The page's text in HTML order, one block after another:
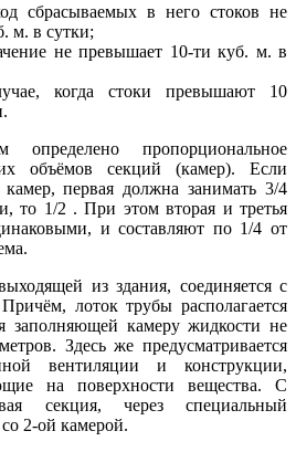
сбрасываемых в него стоков не
м. в сутки;
не превышает 10-ти куб. м. в
когда стоки превышают 10
пропорциональное
объёмов секций (камер). Если
первая должна занимать 3/4
то 1/2 . При этом вторая и третья
и составляют по 1/4 от
из здания, соединяется с
лоток трубы располагается
заполняющей камеру жидкости не
Здесь же предусматривается
вентиляции и конструкции,
на поверхности вещества. С
секция, через специальный
2-ой камерой.